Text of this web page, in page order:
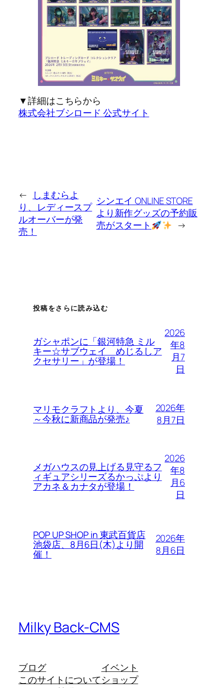
▼詳細はこちらから
株式会社ブシロード 公式サイト
←
しまむらよ
り、レディースプ
ルオーバーが発
売！
シンエイ ONLINE STORE
より新作グッズの予約販
売がスタート
→
投稿をさらに読み込む
ガシャポンに「銀河特急 ミル
キー☆サブウェイ めじるしア
クセサリー」が登場！
2026
年8
月7
日
マリモクラフトより、今夏
～今秋に新商品が発売♪
2026年
8月7日
メガハウスの見上げる見守るフ
ィギュアシリーズるかっぷより
アカネ＆カナタが登場！
2026
年8
月6
日
POP UP SHOP in 東武百貨店
池袋店、8月6日(木)より開
催！
2026年
8月6日
Milky Back-CMS
ブログ
このサイトについて
イベント
ショップ